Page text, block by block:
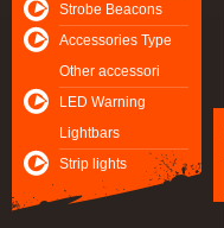
Strobe Beacons
Accessories Type
Other accessori
LED Warning
Lightbars
Strip lights